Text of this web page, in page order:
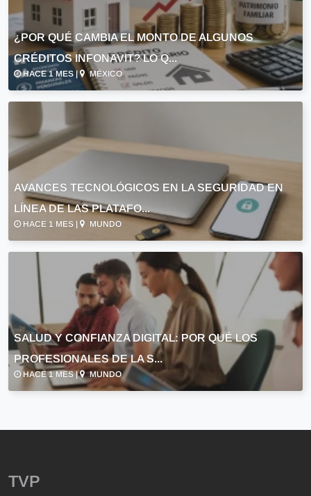
¿POR QUÉ CAMBIA EL MONTO DE ALGUNOS
CRÉDITOS INFONAVIT? LO Q...
HACE 1 MES | MÉXICO
AVANCES TECNOLÓGICOS EN LA SEGURIDAD EN
LÍNEA DE LAS PLATAFO...
HACE 1 MES | MUNDO
SALUD Y CONFIANZA DIGITAL: POR QUÉ LOS
PROFESIONALES DE LA S...
HACE 1 MES | MUNDO
TVP